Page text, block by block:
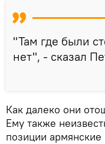
"Там где были
нет", - сказал
Как далеко они
Ему также
позиции